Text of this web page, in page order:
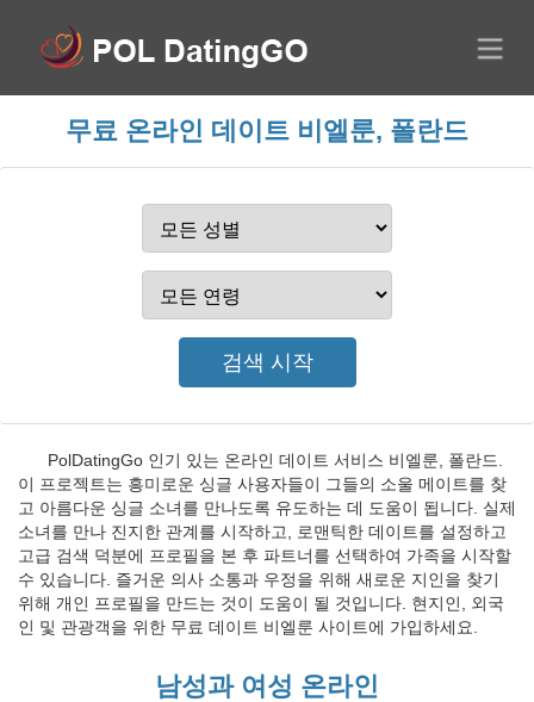
무료 온라인 데이트 비엘룬, 폴란드
PolDatingGo 인기 있는 온라인 데이트 서비스 비엘룬, 폴란드.
이 프로젝트는 흥미로운 싱글 사용자들이 그들의 소울 메이트를 찾
고 아름다운 싱글 소녀를 만나도록 유도하는 데 도움이 됩니다. 실제
소녀를 만나 진지한 관계를 시작하고, 로맨틱한 데이트를 설정하고
고급 검색 덕분에 프로필을 본 후 파트너를 선택하여 가족을 시작할
수 있습니다. 즐거운 의사 소통과 우정을 위해 새로운 지인을 찾기
위해 개인 프로필을 만드는 것이 도움이 될 것입니다. 현지인, 외국
인 및 관광객을 위한 무료 데이트 비엘룬 사이트에 가입하세요.
남성과 여성 온라인